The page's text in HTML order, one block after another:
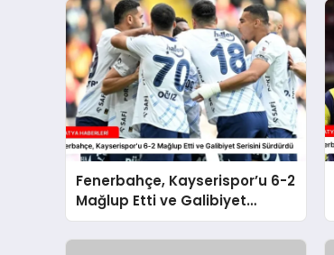
Fenerbahçe, Kayserispor’u 6-2
Mağlup Etti ve Galibiyet
Serisini Sürdürdü